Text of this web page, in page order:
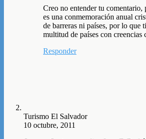
Creo no entender tu comentario,
es una conmemoración anual
de barreras ni países, por lo que
multitud de países con creencias
Responder
Turismo El Salvador
10 octubre, 2011